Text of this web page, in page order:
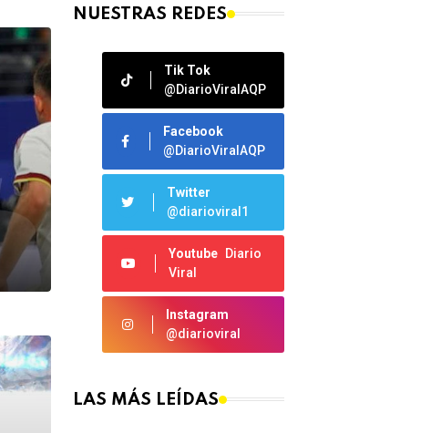
NUESTRAS REDES
Tik Tok
@DiarioViralAQP
Facebook
@DiarioViralAQP
Twitter
@diarioviral1
Youtube
Diario
Viral
Instagram
@diarioviral
LAS MÁS LEÍDAS